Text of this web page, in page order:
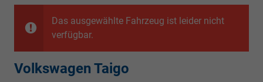
Das ausgewählte Fahrzeug ist leider nicht
verfügbar.
Volkswagen Taigo